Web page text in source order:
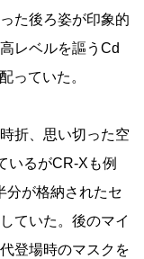
た後ろ姿が印象的
レベルを謳うCd
っていた。
折、思い切った空
いるがCR-Xも例
分が格納されたセ
ていた。後のマイ
登場時のマスクを